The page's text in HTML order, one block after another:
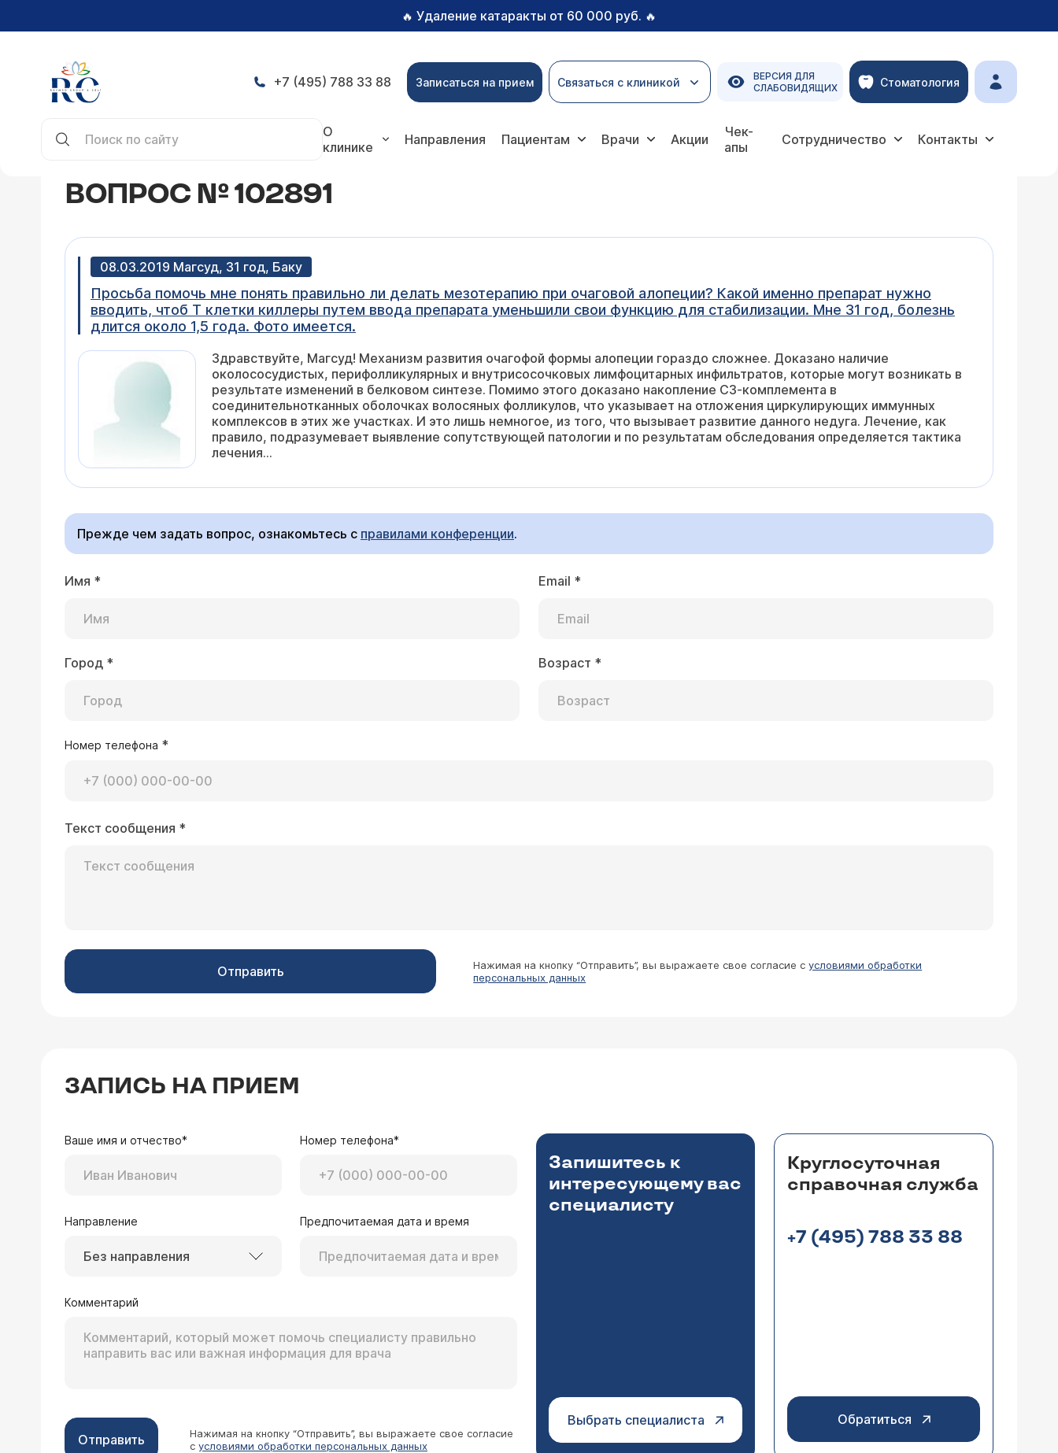
🔥 Удаление катаракты от 60 000 руб. 🔥
+7 (495) 788 33 88 Записаться на прием Связаться с клиникой
ВЕРСИЯ ДЛЯ
СЛАБОВИДЯЩИХ
Стоматология
О
клинике
Направления Пациентам Врачи Акции
Чек-
апы
Сотрудничество Контакты
ВОПРОС № 102891
08.03.2019 Магсуд, 31 год, Баку
Просьба помочь мне понять правильно ли делать мезотерапию при очаговой алопеции? Какой именно препарат нужно
вводить, чтоб Т клетки киллеры путем ввода препарата уменьшили свои функцию для стабилизации. Мне 31 год, болезнь
длится около 1,5 года. Фото имеется.
Здравствуйте, Магсуд! Механизм развития очагофой формы алопеции гораздо сложнее. Доказано наличие
околососудистых, перифолликулярных и внутрисосочковых лимфоцитарных инфильтратов, которые могут возникать в
результате изменений в белковом синтезе. Помимо этого доказано накопление С3-комплемента в
соединительнотканных оболочках волосяных фолликулов, что указывает на отложения циркулирующих иммунных
комплексов в этих же участках. И это лишь немногое, из того, что вызывает развитие данного недуга. Лечение, как
правило, подразумевает выявление сопутствующей патологии и по результатам обследования определяется тактика
лечения...
Прежде чем задать вопрос, ознакомьтесь с правилами конференции.
Имя * Email *
Город * Возраст *
Номер телефона *
Текст сообщения *
Отправить Нажимая на кнопку “Отправить”, вы выражаете свое согласие сусловиями обработки
персональных данных
ЗАПИСЬ НА ПРИЕМ
Ваше имя и отчество* Номер телефона*
Направление
Без направления
Предпочитаемая дата и время
Комментарий
Отправить
Нажимая на кнопку “Отправить”, вы выражаете свое согласие
с условиями обработки персональных данных
Запишитесь к
интересующему вас
специалисту
Выбрать специалиста
Круглосуточная
справочная служба
+7 (495) 788 33 88
Обратиться